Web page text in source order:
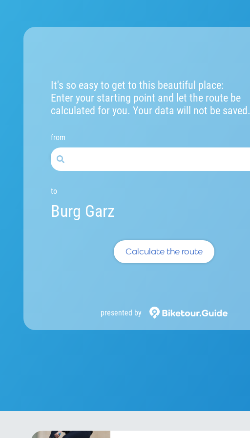
It's so easy to get to this beautiful place:
Enter your starting point and let the route be
calculated for you. Your data will not be saved.
from
to
Burg Garz
Calculate the route
presented by